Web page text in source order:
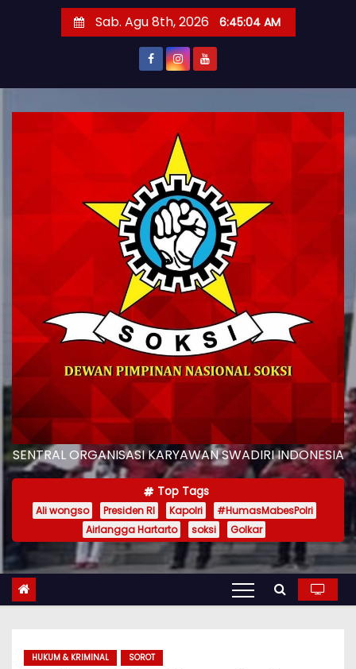
Sab. Agu 8th, 2026 6:45:05 AM
SENTRAL ORGANISASI KARYAWAN SWADIRI INDONESIA
Top Tags
Ali wongso Presiden RI Kapolri
#HumasMabesPolri
Airlangga Hartarto
soksi Golkar
HUKUM & KRIMINAL SOROT